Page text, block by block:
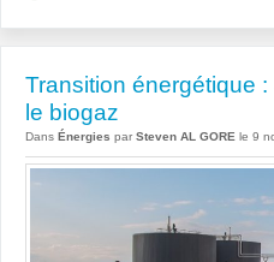
Transition énergétique
le biogaz
Dans Énergies par Steven AL GORE le 9